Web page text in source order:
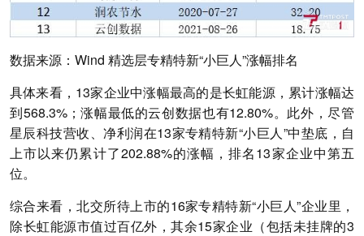
数据来源：Wind 精选层专精特新“小巨人”涨幅排名
具体来看，13家企业中涨幅最高的是长虹能源，累计涨幅达
到568.3%；涨幅最低的云创数据也有12.80%。此外，尽管
星辰科技营收、净利润在13家专精特新“小巨人”中垫底，自
上市以来仍累计了202.88%的涨幅，排名13家企业中第五
位。
综合来看，北交所待上市的16家专精特新“小巨人”企业里，
除长虹能源市值过百亿外，其余15家企业（包括未挂牌的3